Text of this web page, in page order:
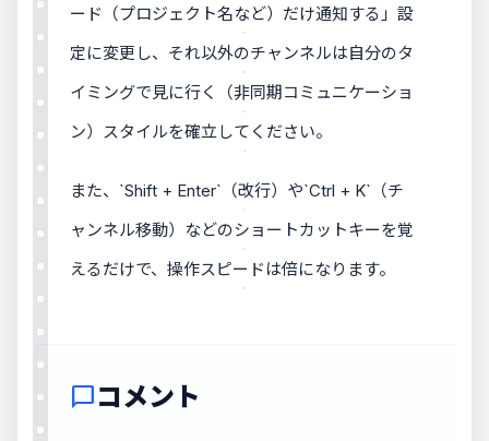
ード（プロジェクト名など）だけ通知する」設
定に変更し、それ以外のチャンネルは自分のタ
イミングで見に行く（非同期コミュニケーショ
ン）スタイルを確立してください。
また、`Shift + Enter`（改行）や`Ctrl + K`（チ
ャンネル移動）などのショートカットキーを覚
えるだけで、操作スピードは倍になります。
chat_bubbleコメント